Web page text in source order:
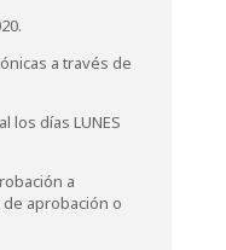
a través de
los días LUNES
a
aprobación o